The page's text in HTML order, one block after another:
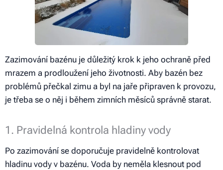
Zazimování bazénu je důležitý krok k jeho ochraně před
mrazem a prodloužení jeho životnosti. Aby bazén bez
problémů přečkal zimu a byl na jaře připraven k provozu,
je třeba se o něj i během zimních měsíců správně starat.
1. Pravidelná kontrola hladiny vody
Po zazimování se doporučuje pravidelně kontrolovat
hladinu vody v bazénu. Voda by neměla klesnout pod